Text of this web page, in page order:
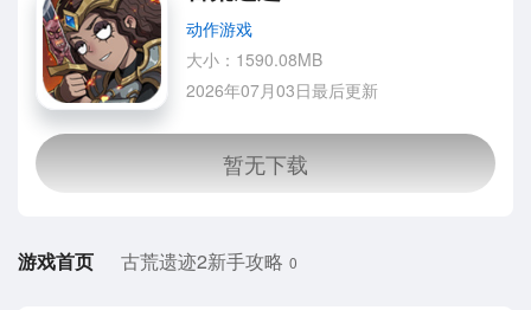
动作游戏
大小：1590.08MB
2026年07月03日最后更新
游戏首页 古荒遗迹2新手攻略 0